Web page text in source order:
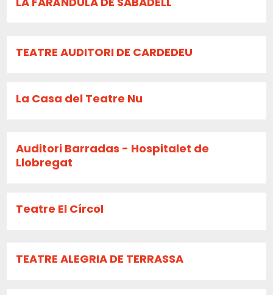
TEATRE AUDITORI DE CARDEDEU
La Casa del Teatre Nu
Auditori Barradas - Hospitalet de
Llobregat
Teatre El Círcol
TEATRE ALEGRIA DE TERRASSA